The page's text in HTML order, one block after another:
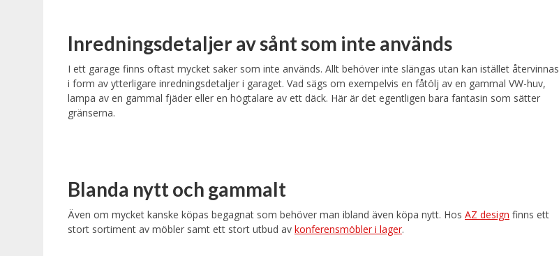
Inredningsdetaljer av sånt som inte används
I ett garage finns oftast mycket saker som inte används. Allt behöver inte slängas utan kan istället återvinnas
i form av ytterligare inredningsdetaljer i garaget. Vad sägs om exempelvis en fåtölj av en gammal VW-huv,
lampa av en gammal fjäder eller en högtalare av ett däck. Här är det egentligen bara fantasin som sätter
gränserna.
Blanda nytt och gammalt
Även om mycket kanske köpas begagnat som behöver man ibland även köpa nytt. Hos AZ design finns ett
stort sortiment av möbler samt ett stort utbud av konferensmöbler i lager.